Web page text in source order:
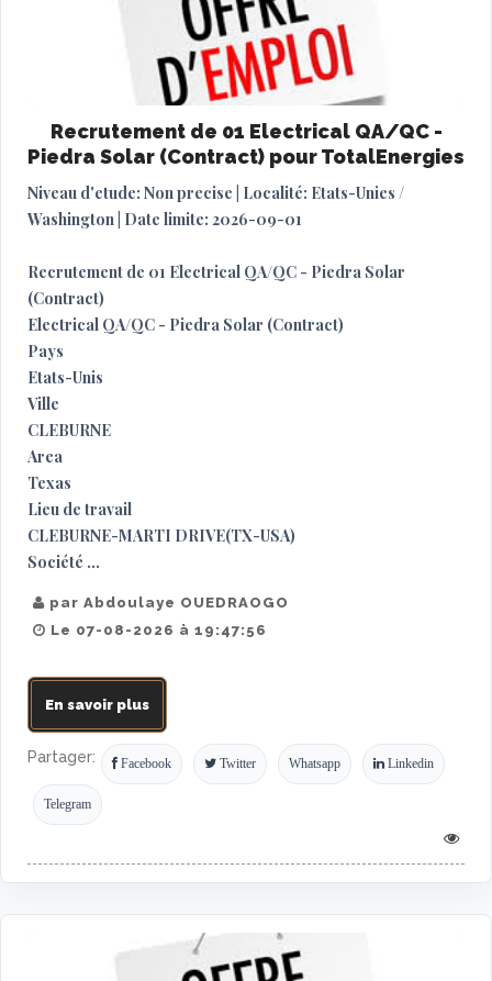
Recrutement de 01 Electrical QA/QC -
Piedra Solar (Contract) pour TotalEnergies
Niveau d'etude: Non precise | Localité: Etats-Unies /
Washington | Date limite: 2026-09-01
Recrutement de 01 Electrical QA/QC - Piedra Solar
(Contract)
Electrical QA/QC - Piedra Solar (Contract)
Pays
Etats-Unis
Ville
CLEBURNE
Area
Texas
Lieu de travail
CLEBURNE-MARTI DRIVE(TX-USA)
Société ...
par Abdoulaye OUEDRAOGO
Le 07-08-2026 à 19:47:56
En savoir plus
Partager: Facebook Twitter Whatsapp Linkedin
Telegram